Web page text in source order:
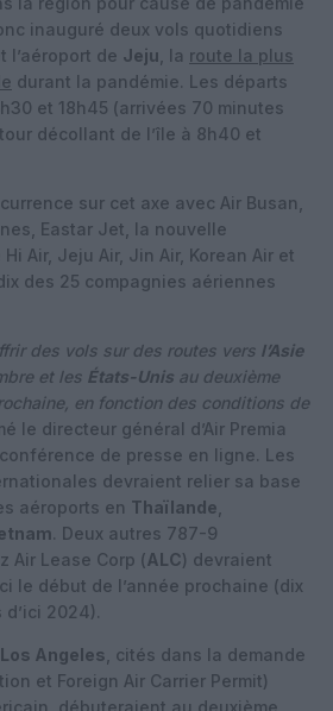
inauguré deux vols quotidiens
l’aéroport de Jeju , la route la plus
durant la pandémie. Les départs
et 18h45 (arrivées 70 minutes
décollant de l’île à 8h40 et
sur cet axe avec Air Busan,
Eastar Jet, la nouvelle
Air, Jeju Air, Jin Air, Korean Air et
des 25 compagnies aériennes
des vols sur des routes vers l’Asie
et les États-Unis au deuxième
en fonction des conditions de
le directeur général d’Air Premia
de presse en ligne. Les
devraient relier sa base
aéroports en Thaïlande
. Deux autres 787-9
Air Lease Corp (ALC) devraient
le début de l’année prochaine (dix
2024).
Los Angeles , cités dans la demande
et Foreign Air Carrier Permit)
débuteraient au deuxième